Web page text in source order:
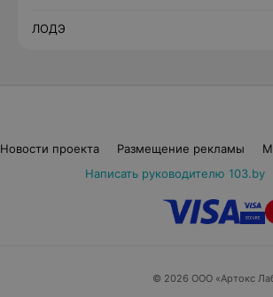
ЛОДЭ
Новости проекта Размещение рекламы
Написать руководителю 103.by
© 2026 ООО «Артокс